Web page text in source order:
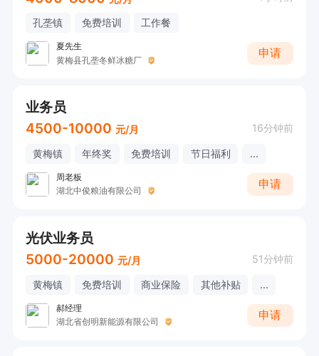
孔垄镇 免费培训 工作餐
夏先生
黄梅县孔垄冬鲜冰糖厂
申请
业务员
4500-10000 元/月 16分钟前
黄梅镇 年终奖 免费培训 节日福利 ...
周老板
湖北中俊粮油有限公司
申请
光伏业务员
5000-20000 元/月 51分钟前
黄梅镇 免费培训 商业保险 其他补贴 ...
郝经理
湖北省创明新能源有限公司
申请